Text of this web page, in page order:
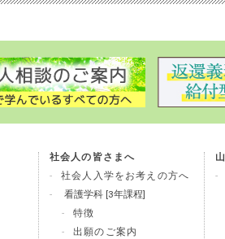
社会人の皆さまへ
社会人入学をお考えの方へ
看護学科 [3年課程]
特徴
出願のご案内